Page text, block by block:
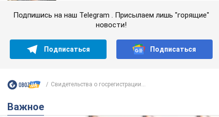
Подпишись на наш Telegram . Присылаем лишь "горящие"
новости!
Подписаться Подписаться
Свидетельства о госрегистрации...
Важное